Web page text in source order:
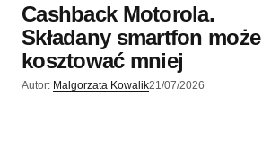
Cashback Motorola.
Składany smartfon może
kosztować mniej
Autor: Malgorzata Kowalik21/07/2026